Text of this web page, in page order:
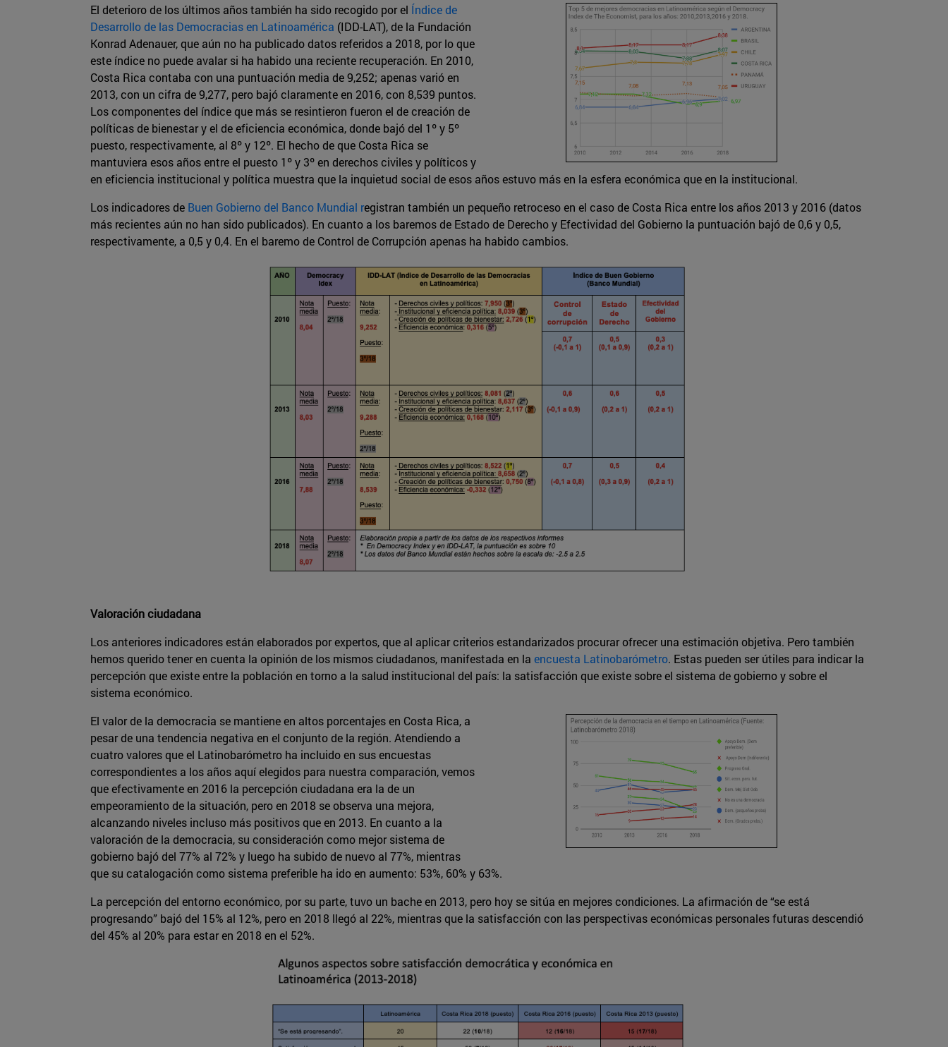
El deterioro de los últimos años también ha sido recogido por el Índice de
Desarrollo de las Democracias en Latinoamérica (IDD-LAT), de la Fundación
Konrad Adenauer, que aún no ha publicado datos referidos a 2018, por lo que
este índice no puede avalar si ha habido una reciente recuperación. En 2010,
Costa Rica contaba con una puntuación media de 9,252; apenas varió en
2013, con un cifra de 9,277, pero bajó claramente en 2016, con 8,539 puntos.
Los componentes del índice que más se resintieron fueron el de creación de
políticas de bienestar y el de eficiencia económica, donde bajó del 1º y 5º
puesto, respectivamente, al 8º y 12º. El hecho de que Costa Rica se
mantuviera esos años entre el puesto 1º y 3º en derechos civiles y políticos y
en eficiencia institucional y política muestra que la inquietud social de esos años estuvo más en la esfera económica que en la institucional.
Los indicadores de Buen Gobierno del Banco Mundial registran también un pequeño retroceso en el caso de Costa Rica entre los años 2013 y 2016 (datos
más recientes aún no han sido publicados). En cuanto a los baremos de Estado de Derecho y Efectividad del Gobierno la puntuación bajó de 0,6 y 0,5,
respectivamente, a 0,5 y 0,4. En el baremo de Control de Corrupción apenas ha habido cambios.
Valoración ciudadana
Los anteriores indicadores están elaborados por expertos, que al aplicar criterios estandarizados procurar ofrecer una estimación objetiva. Pero también
hemos querido tener en cuenta la opinión de los mismos ciudadanos, manifestada en la encuesta Latinobarómetro. Estas pueden ser útiles para indicar la
percepción que existe entre la población en torno a la salud institucional del país: la satisfacción que existe sobre el sistema de gobierno y sobre el
sistema económico.
El valor de la democracia se mantiene en altos porcentajes en Costa Rica, a
pesar de una tendencia negativa en el conjunto de la región. Atendiendo a
cuatro valores que el Latinobarómetro ha incluido en sus encuestas
correspondientes a los años aquí elegidos para nuestra comparación, vemos
que efectivamente en 2016 la percepción ciudadana era la de un
empeoramiento de la situación, pero en 2018 se observa una mejora,
alcanzando niveles incluso más positivos que en 2013. En cuanto a la
valoración de la democracia, su consideración como mejor sistema de
gobierno bajó del 77% al 72% y luego ha subido de nuevo al 77%, mientras
que su catalogación como sistema preferible ha ido en aumento: 53%, 60% y 63%.
La percepción del entorno económico, por su parte, tuvo un bache en 2013, pero hoy se sitúa en mejores condiciones. La afirmación de “se está
progresando” bajó del 15% al 12%, pero en 2018 llegó al 22%, mientras que la satisfacción con las perspectivas económicas personales futuras descendió
del 45% al 20% para estar en 2018 en el 52%.